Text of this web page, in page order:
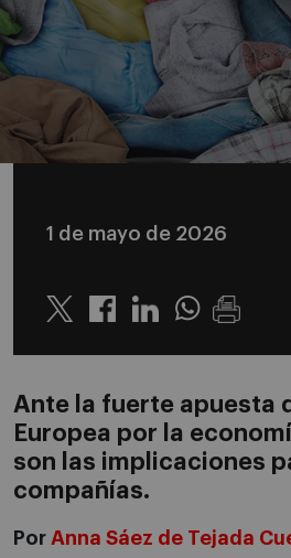
1 de mayo de 2026
Twitter LinkedinWhatsapp
Ante la fuerte apuesta
Europea por la
son las implicaciones
compañías.
Por Anna Sáez de Tejada